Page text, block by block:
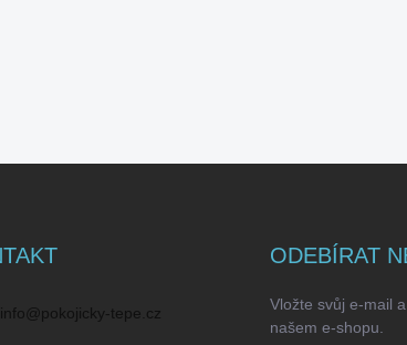
info@pokojicky-tepe.cz
ODEBÍRAT
Vložte svůj e-mail
našem e-shopu.